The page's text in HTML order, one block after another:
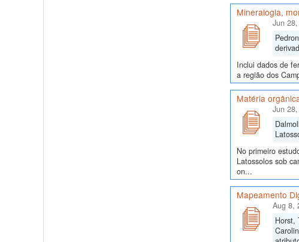
Mineralogia,
Jun
Inclui dados de
a região dos
Matéria
Jun
No primeiro
Latossolos sob
on...
Mapeamento
Aug 8,
Horst,